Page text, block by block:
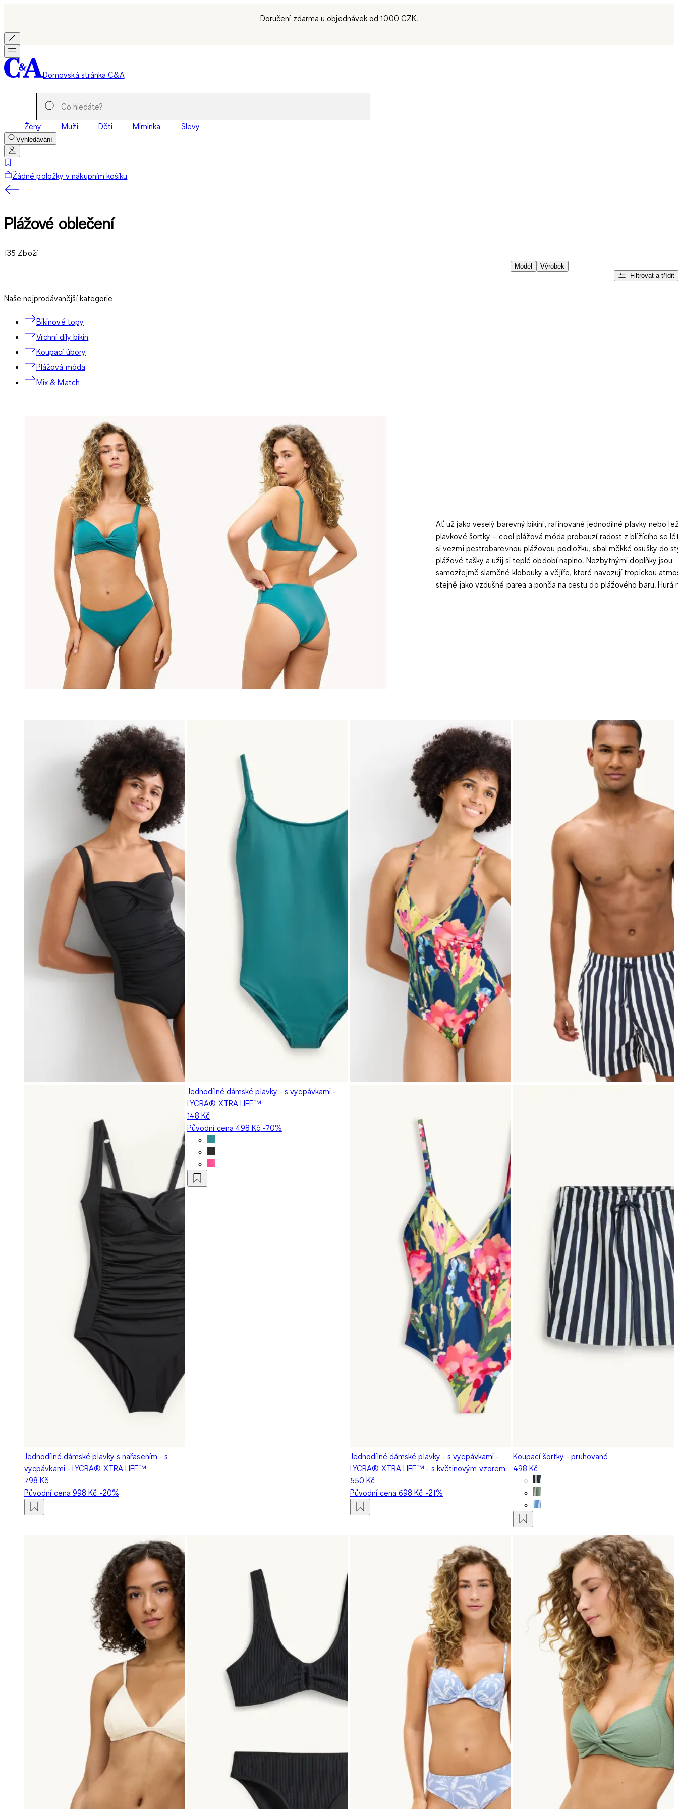
Doručení zdarma u objednávek od 1000 CZK.
Domovská stránka C&A
Ženy Muži Děti Miminka Slevy
Vyhledávání
Žádné položky v nákupním košíku
Plážové oblečení
135 Zboží
Model
Výrobek
Filtrovat a třídit
Naše nejprodávanější kategorie
Bikinové topy
Vrchní díly bikin
Koupací úbory
Plážová móda
Mix & Match
Ať už jako veselý barevný bikini, rafinované jednodílné plavky nebo
plavkové šortky – cool plážová móda probouzí radost z blížícího se
si vezmi pestrobarevnou plážovou podložku, sbal měkké osušky do
plážové tašky a užij si teplé období naplno. Nezbytnými doplňky jsou
samozřejmě slaměné klobouky a vějíře, které navozují tropickou
stejně jako vzdušné parea a ponča na cestu do plážového baru. Hurá
Jednodílné dámské plavky s nařasením - s
vycpávkami - LYCRA® XTRA LIFE™
798 Kč
Původní cena998 Kč -20%
Jednodílné dámské plavky - s vycpávkami -
LYCRA® XTRA LIFE™
148 Kč
Původní cena 498 Kč -70%
Jednodílné dámské plavky - s vycpávkami -
LYCRA® XTRA LIFE™ - s květinovým vzorem
550 Kč
Původní cena698 Kč -21%
Koupací šortky - pruhované
498 Kč